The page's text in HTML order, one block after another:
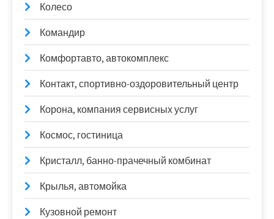
Колесо
Командир
Комфортавто, автокомплекс
Контакт, спортивно-оздоровительный центр
Корона, компания сервисных услуг
Космос, гостиница
Кристалл, банно-прачечный комбинат
Крылья, автомойка
Кузовной ремонт